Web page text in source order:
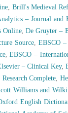
, Brill's Medieval
– Journal
Online,De Gruyter –
Source, EBSCO –
,EBSCO –
– Clinical Key,
Complete,
Williams and
English